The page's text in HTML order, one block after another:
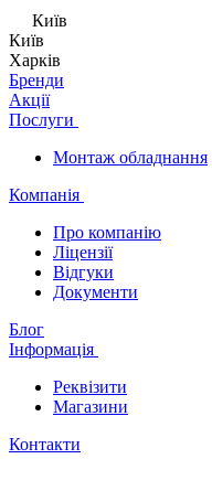
Київ
Київ
Харків
Бренди
Акції
Послуги
Монтаж обладнання
Компанія
Про компанію
Ліцензії
Відгуки
Документи
Блог
Інформація
Реквізити
Магазини
Контакти